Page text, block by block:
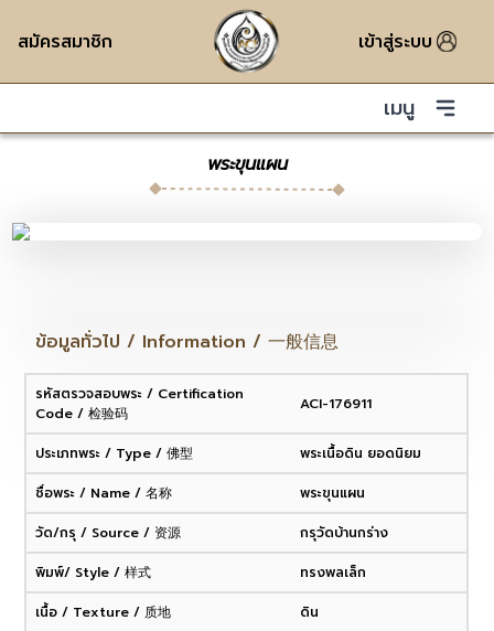
สมัครสมาชิก เข้าสู่ระบบ
เมนู
พระขุนแผน
ข้อมูลทั่วไป / Information / 一般信息
รหัสตรวจสอบพระ / Certification
Code / 检验码
ACI-176911
ประเภทพระ / Type / 佛型
พระเนื้อดิน ยอดนิยม
ชื่อพระ / Name / 名称
พระขุนแผน
วัด/กรุ / Source / 资源
กรุวัดบ้านกร่าง
พิมพ์/ Style / 样式
ทรงพลเล็ก
เนื้อ / Texture / 质地
ดิน